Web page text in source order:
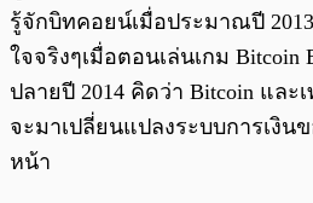
รู้จักบิทคอยน์เมื่อประมาณปี
ใจจริงๆเมื่อตอนเล่นเกม
ปลายปี 2014 คิดว่า Bitcoin และ
จะมาเปลี่ยนแปลงระบบการเงิน
หน้า